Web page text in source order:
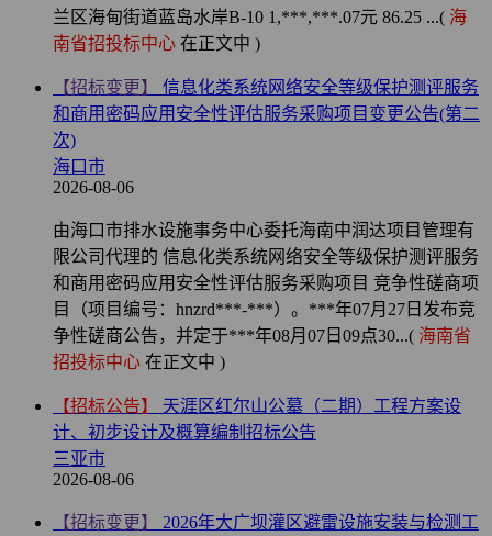
兰区海甸街道蓝岛水岸B-10 1,***,***.07元 86.25 ...( 海
南省招投标中心 在正文中 )
【招标变更】
信息化类系统网络安全等级保护测评服务
和商用密码应用安全性评估服务采购项目变更公告(第二
次)
海口市
2026-08-06
由海口市排水设施事务中心委托海南中润达项目管理有
限公司代理的 信息化类系统网络安全等级保护测评服务
和商用密码应用安全性评估服务采购项目 竞争性磋商项
目（项目编号：hnzrd***-***）。***年07月27日发布竞
争性磋商公告，并定于***年08月07日09点30...( 海南省
招投标中心 在正文中 )
【招标公告】
天涯区红尔山公墓（二期）工程方案设
计、初步设计及概算编制招标公告
三亚市
2026-08-06
【招标变更】
2026年大广坝灌区避雷设施安装与检测工